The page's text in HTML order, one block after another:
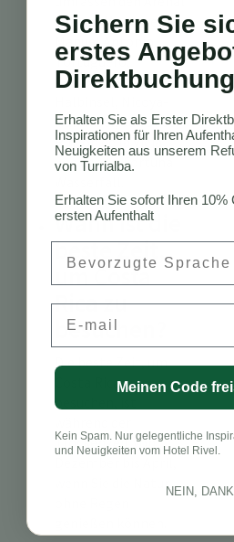
Vulkan, Monteverde,
Manuel Antonio,
Tortuguero,
Corcovado, Osa-
Halbinsel, San José,
Rincón de la Vieja
und den La Fortuna
Wann ist die
beste Zeit,
um Costa
Rica zu
besuchen?
Die beste Zeit, um
Costa Rica zu
besuchen, ist
Trockenzeit von
wenn Sie die Natur
Sichern Sie
erstes
Erhalten Sie als Erster
Inspirationen für Ihren
Neuigkeiten aus unserem
von Turrialba.
Erhalten Sie sofort Ihren 10%
ersten Aufenthalt
Meinen Code
Kein Spam. Nur gelegentliche
und Neuigkeiten vom Hotel Rivel.
NEIN,